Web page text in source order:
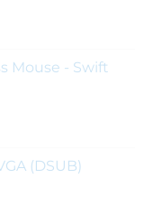
Mouse - Swift
(DSUB)